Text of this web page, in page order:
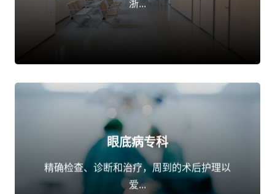
浙...
眼底病专科
精确检查、诊断和治疗，周到的术后护理以
爱...
点击了解